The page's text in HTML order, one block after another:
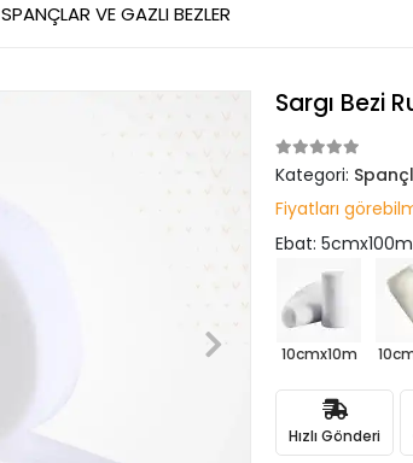
SPANÇLAR VE GAZLI BEZLER
Sargı Bezi
Kategori:
Fiyatları
Ebat: 5cmx100m
10cmx10m
Hızlı Gönderi